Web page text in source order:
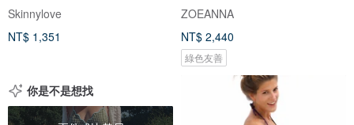
Skinnylove
NT$ 1,351
ZOEANNA
NT$ 2,440
綠色友善
你是不是想找